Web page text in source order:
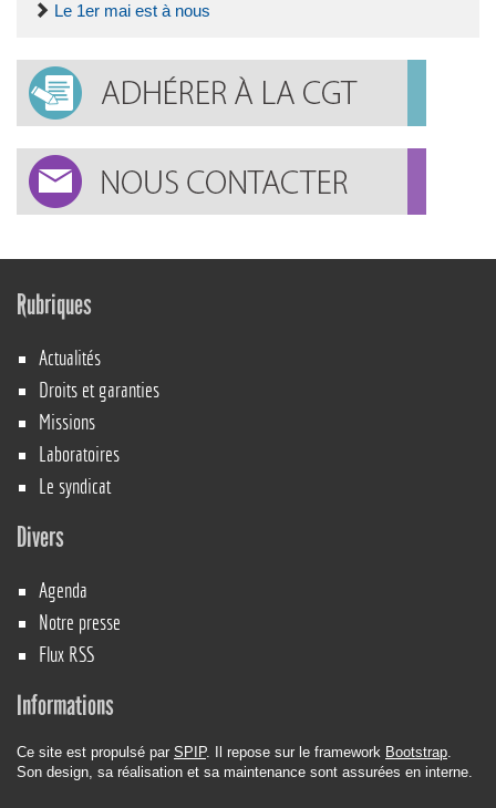
Le 1er mai est à nous
Rubriques
Actualités
Droits et garanties
Missions
Laboratoires
Le syndicat
Divers
Agenda
Notre presse
Flux RSS
Informations
Ce site est propulsé par SPIP. Il repose sur le framework Bootstrap.
Son design, sa réalisation et sa maintenance sont assurées en interne.